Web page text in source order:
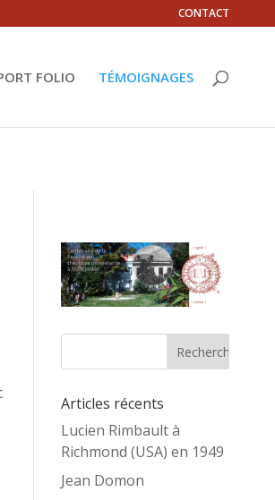
clients/
CONTACT
FOLIO TÉMOIGNAGES
Articles récents
Lucien Rimbault à
Richmond (USA) en 1949
Jean Domon